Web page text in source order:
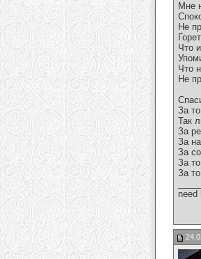
Мне
Не
Что
Что
Не
За
Так
За
За
За
За
За
need